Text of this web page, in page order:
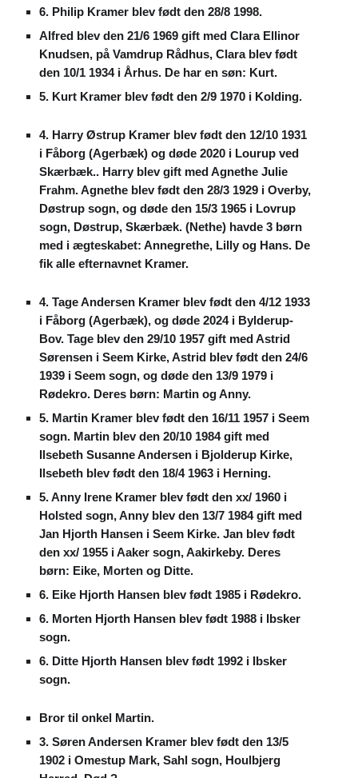
6. Philip Kramer blev født den 28/8 1998.
Alfred blev den 21/6 1969 gift med Clara Ellinor
Knudsen, på Vamdrup Rådhus, Clara blev født
den 10/1 1934 i Århus. De har en søn: Kurt.
5. Kurt Kramer blev født den 2/9 1970 i Kolding.
4. Harry Østrup Kramer blev født den 12/10 1931
i Fåborg (Agerbæk) og døde 2020 i Lourup ved
Skærbæk.. Harry blev gift med Agnethe Julie
Frahm. Agnethe blev født den 28/3 1929 i Overby,
Døstrup sogn, og døde den 15/3 1965 i Lovrup
sogn, Døstrup, Skærbæk. (Nethe) havde 3 børn
med i ægteskabet: Annegrethe, Lilly og Hans. De
fik alle efternavnet Kramer.
4. Tage Andersen Kramer blev født den 4/12 1933
i Fåborg (Agerbæk), og døde 2024 i Bylderup-
Bov. Tage blev den 29/10 1957 gift med Astrid
Sørensen i Seem Kirke, Astrid blev født den 24/6
1939 i Seem sogn, og døde den 13/9 1979 i
Rødekro. Deres børn: Martin og Anny.
5. Martin Kramer blev født den 16/11 1957 i Seem
sogn. Martin blev den 20/10 1984 gift med
Ilsebeth Susanne Andersen i Bjolderup Kirke,
Ilsebeth blev født den 18/4 1963 i Herning.
5. Anny Irene Kramer blev født den xx/ 1960 i
Holsted sogn, Anny blev den 13/7 1984 gift med
Jan Hjorth Hansen i Seem Kirke. Jan blev født
den xx/ 1955 i Aaker sogn, Aakirkeby. Deres
børn: Eike, Morten og Ditte.
6. Eike Hjorth Hansen blev født 1985 i Rødekro.
6. Morten Hjorth Hansen blev født 1988 i Ibsker
sogn.
6. Ditte Hjorth Hansen blev født 1992 i Ibsker
sogn.
Bror til onkel Martin.
3. Søren Andersen Kramer blev født den 13/5
1902 i Omestup Mark, Sahl sogn, Houlbjerg